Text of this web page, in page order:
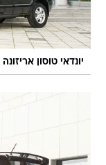
יונדאי טוסון אריזונה